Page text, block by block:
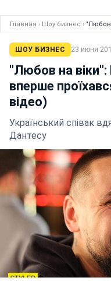
Главная › Шоу бизнес › "Любов
ШОУ БИЗНЕС 23 июня
"Любов на віки":
вперше
відео)
Український співак
Дантесу